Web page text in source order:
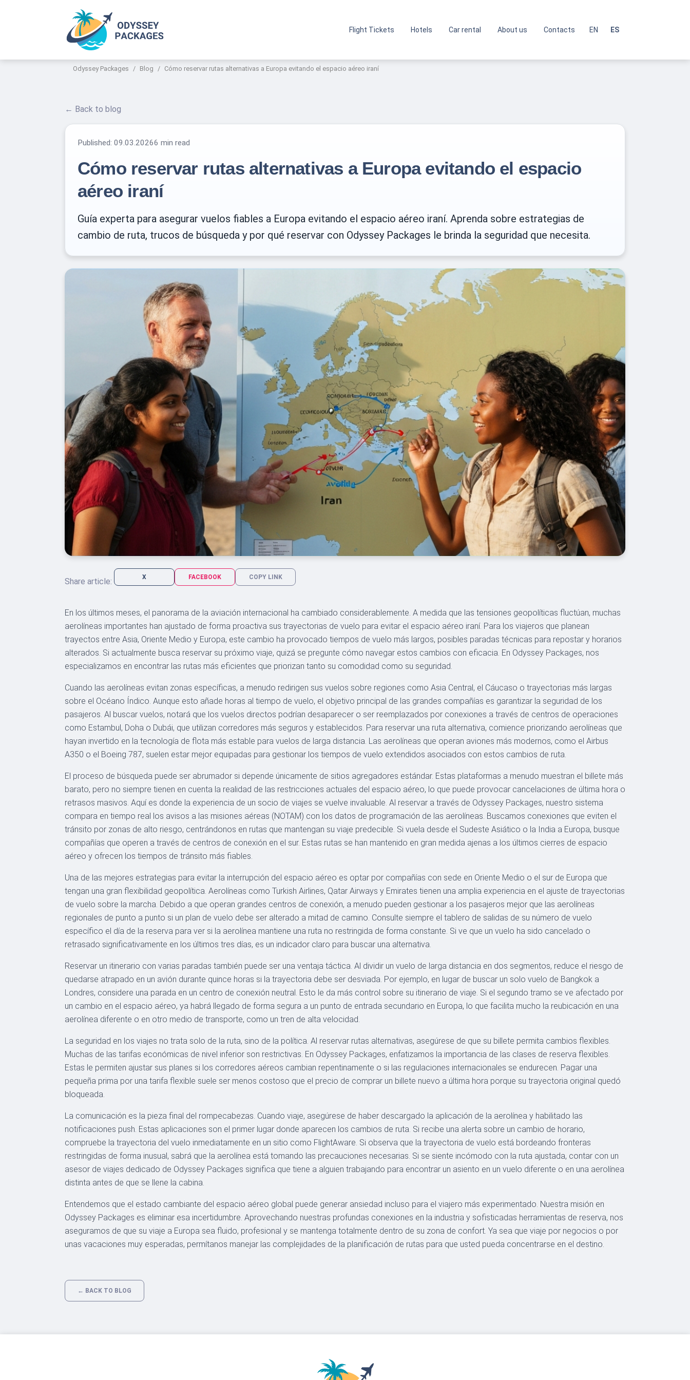
Flight Tickets Hotels Car rental About us Contacts EN ES
Odyssey Packages Blog Cómo reservar rutas alternativas a Europa evitando el espacio aéreo iraní
← Back to blog
Published: 09.03.20266 min read
Cómo reservar rutas alternativas a Europa evitando el espacio
aéreo iraní
Guía experta para asegurar vuelos fiables a Europa evitando el espacio aéreo iraní. Aprenda sobre estrategias de
cambio de ruta, trucos de búsqueda y por qué reservar con Odyssey Packages le brinda la seguridad que necesita.
Share article: X FACEBOOK COPY LINK
En los últimos meses, el panorama de la aviación internacional ha cambiado considerablemente. A medida que las tensiones geopolíticas fluctúan, muchas
aerolíneas importantes han ajustado de forma proactiva sus trayectorias de vuelo para evitar el espacio aéreo iraní. Para los viajeros que planean
trayectos entre Asia, Oriente Medio y Europa, este cambio ha provocado tiempos de vuelo más largos, posibles paradas técnicas para repostar y horarios
alterados. Si actualmente busca reservar su próximo viaje, quizá se pregunte cómo navegar estos cambios con eficacia. En Odyssey Packages, nos
especializamos en encontrar las rutas más eficientes que priorizan tanto su comodidad como su seguridad.
Cuando las aerolíneas evitan zonas específicas, a menudo redirigen sus vuelos sobre regiones como Asia Central, el Cáucaso o trayectorias más largas
sobre el Océano Índico. Aunque esto añade horas al tiempo de vuelo, el objetivo principal de las grandes compañías es garantizar la seguridad de los
pasajeros. Al buscar vuelos, notará que los vuelos directos podrían desaparecer o ser reemplazados por conexiones a través de centros de operaciones
como Estambul, Doha o Dubái, que utilizan corredores más seguros y establecidos. Para reservar una ruta alternativa, comience priorizando aerolíneas que
hayan invertido en la tecnología de flota más estable para vuelos de larga distancia. Las aerolíneas que operan aviones más modernos, como el Airbus
A350 o el Boeing 787, suelen estar mejor equipadas para gestionar los tiempos de vuelo extendidos asociados con estos cambios de ruta.
El proceso de búsqueda puede ser abrumador si depende únicamente de sitios agregadores estándar. Estas plataformas a menudo muestran el billete más
barato, pero no siempre tienen en cuenta la realidad de las restricciones actuales del espacio aéreo, lo que puede provocar cancelaciones de última hora o
retrasos masivos. Aquí es donde la experiencia de un socio de viajes se vuelve invaluable. Al reservar a través de Odyssey Packages, nuestro sistema
compara en tiempo real los avisos a las misiones aéreas (NOTAM) con los datos de programación de las aerolíneas. Buscamos conexiones que eviten el
tránsito por zonas de alto riesgo, centrándonos en rutas que mantengan su viaje predecible. Si vuela desde el Sudeste Asiático o la India a Europa, busque
compañías que operen a través de centros de conexión en el sur. Estas rutas se han mantenido en gran medida ajenas a los últimos cierres de espacio
aéreo y ofrecen los tiempos de tránsito más fiables.
Una de las mejores estrategias para evitar la interrupción del espacio aéreo es optar por compañías con sede en Oriente Medio o el sur de Europa que
tengan una gran flexibilidad geopolítica. Aerolíneas como Turkish Airlines, Qatar Airways y Emirates tienen una amplia experiencia en el ajuste de trayectorias
de vuelo sobre la marcha. Debido a que operan grandes centros de conexión, a menudo pueden gestionar a los pasajeros mejor que las aerolíneas
regionales de punto a punto si un plan de vuelo debe ser alterado a mitad de camino. Consulte siempre el tablero de salidas de su número de vuelo
específico el día de la reserva para ver si la aerolínea mantiene una ruta no restringida de forma constante. Si ve que un vuelo ha sido cancelado o
retrasado significativamente en los últimos tres días, es un indicador claro para buscar una alternativa.
Reservar un itinerario con varias paradas también puede ser una ventaja táctica. Al dividir un vuelo de larga distancia en dos segmentos, reduce el riesgo de
quedarse atrapado en un avión durante quince horas si la trayectoria debe ser desviada. Por ejemplo, en lugar de buscar un solo vuelo de Bangkok a
Londres, considere una parada en un centro de conexión neutral. Esto le da más control sobre su itinerario de viaje. Si el segundo tramo se ve afectado por
un cambio en el espacio aéreo, ya habrá llegado de forma segura a un punto de entrada secundario en Europa, lo que facilita mucho la reubicación en una
aerolínea diferente o en otro medio de transporte, como un tren de alta velocidad.
La seguridad en los viajes no trata solo de la ruta, sino de la política. Al reservar rutas alternativas, asegúrese de que su billete permita cambios flexibles.
Muchas de las tarifas económicas de nivel inferior son restrictivas. En Odyssey Packages, enfatizamos la importancia de las clases de reserva flexibles.
Estas le permiten ajustar sus planes si los corredores aéreos cambian repentinamente o si las regulaciones internacionales se endurecen. Pagar una
pequeña prima por una tarifa flexible suele ser menos costoso que el precio de comprar un billete nuevo a última hora porque su trayectoria original quedó
bloqueada.
La comunicación es la pieza final del rompecabezas. Cuando viaje, asegúrese de haber descargado la aplicación de la aerolínea y habilitado las
notificaciones push. Estas aplicaciones son el primer lugar donde aparecen los cambios de ruta. Si recibe una alerta sobre un cambio de horario,
compruebe la trayectoria del vuelo inmediatamente en un sitio como FlightAware. Si observa que la trayectoria de vuelo está bordeando fronteras
restringidas de forma inusual, sabrá que la aerolínea está tomando las precauciones necesarias. Si se siente incómodo con la ruta ajustada, contar con un
asesor de viajes dedicado de Odyssey Packages significa que tiene a alguien trabajando para encontrar un asiento en un vuelo diferente o en una aerolínea
distinta antes de que se llene la cabina.
Entendemos que el estado cambiante del espacio aéreo global puede generar ansiedad incluso para el viajero más experimentado. Nuestra misión en
Odyssey Packages es eliminar esa incertidumbre. Aprovechando nuestras profundas conexiones en la industria y sofisticadas herramientas de reserva, nos
aseguramos de que su viaje a Europa sea fluido, profesional y se mantenga totalmente dentro de su zona de confort. Ya sea que viaje por negocios o por
unas vacaciones muy esperadas, permítanos manejar las complejidades de la planificación de rutas para que usted pueda concentrarse en el destino.
← BACK TO BLOG